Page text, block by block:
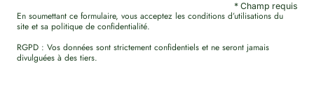
* Champ requis
En soumettant ce formulaire, vous acceptez les conditions d’utilisations du
site et sa politique de confidentialité.
RGPD : Vos données sont strictement confidentiels et ne seront jamais
divulguées à des tiers.